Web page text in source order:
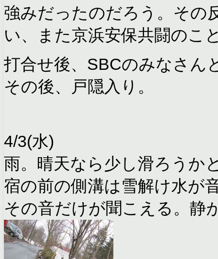
強みだったのだろう。その
い、また京浜安保共闘のこ
打合せ後、SBCのみなさん
その後、戸隠入り。
4/3(水)
雨。晴天なら少し滑ろうか
宿の前の側溝は雪解け水が
その音だけが聞こえる。静